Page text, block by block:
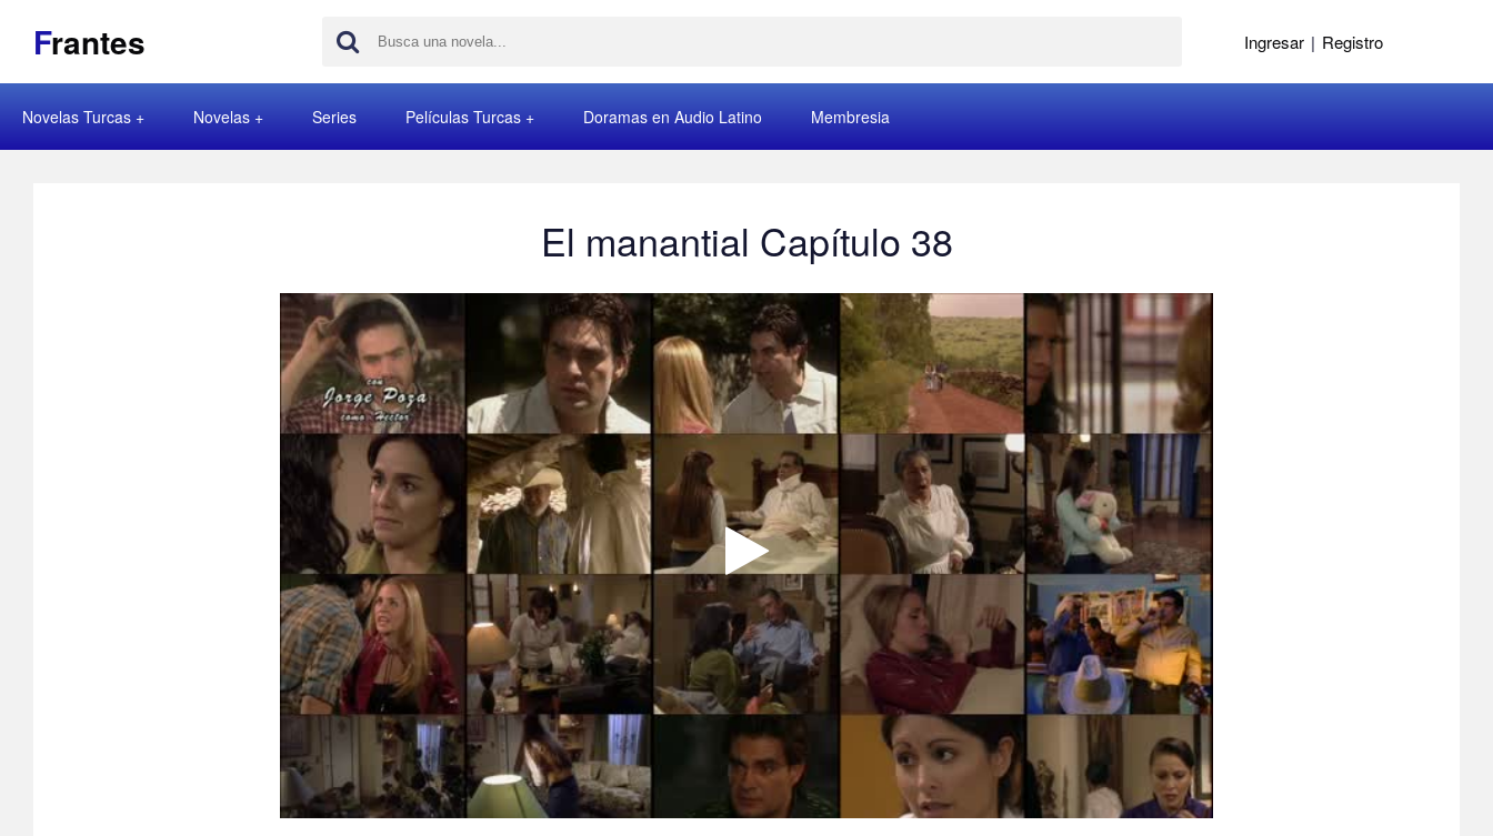
Frantes Ingresar | Registro
Novelas Turcas Novelas Series Películas Turcas Doramas en Audio Latino Membresia
El manantial Capítulo 38